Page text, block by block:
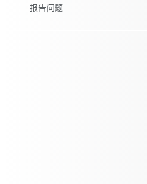
报告问题